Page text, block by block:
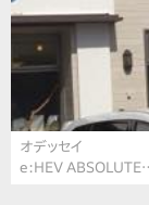
オデッセイ
e:HEV